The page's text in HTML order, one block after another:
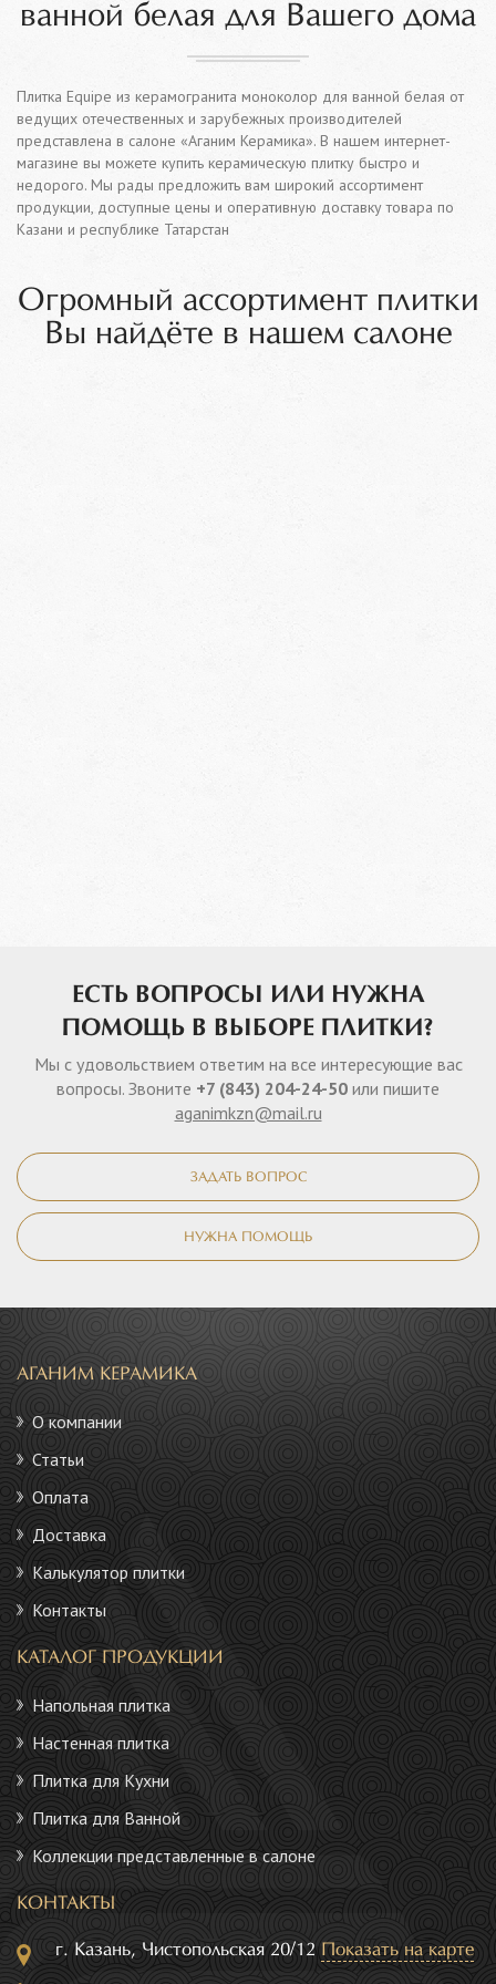
ванной белая для Вашего дома
Плитка Equipe из керамогранита моноколор для ванной белая от
ведущих отечественных и зарубежных производителей
представлена в салоне «Аганим Керамика». В нашем интернет-
магазине вы можете купить керамическую плитку быстро и
недорого. Мы рады предложить вам широкий ассортимент
продукции, доступные цены и оперативную доставку товара по
Казани и республике Татарстан
Огромный ассортимент плитки
Вы найдёте в нашем салоне
ЕСТЬ ВОПРОСЫ ИЛИ НУЖНА
ПОМОЩЬ В ВЫБОРЕ ПЛИТКИ?
Мы с удовольствием ответим на все интересующие вас
вопросы. Звоните +7 (843) 204-24-50 или пишите
aganimkzn@mail.ru
ЗАДАТЬ ВОПРОС
НУЖНА ПОМОЩЬ
АГАНИМ КЕРАМИКА
О компании
Статьи
Оплата
Доставка
Калькулятор плитки
Контакты
КАТАЛОГ ПРОДУКЦИИ
Напольная плитка
Настенная плитка
Плитка для Кухни
Плитка для Ванной
Коллекции представленные в салоне
КОНТАКТЫ
г. Казань, Чистопольская 20/12 Показать на карте